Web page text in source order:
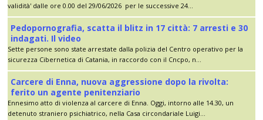
validità' dalle ore 0.00 del 29/06/2026 per le successive 24...
Pedopornografia, scatta il blitz in 17 città: 7 arresti e 30
indagati. Il video
Sette persone sono state arrestate dalla polizia del Centro operativo per la
sicurezza Cibernetica di Catania, in raccordo con il Cncpo, n...
Carcere di Enna, nuova aggressione dopo la rivolta:
ferito un agente penitenziario
Ennesimo atto di violenza al carcere di Enna. Oggi, intorno alle 14.30, un
detenuto straniero psichiatrico, nella Casa circondariale Luigi...